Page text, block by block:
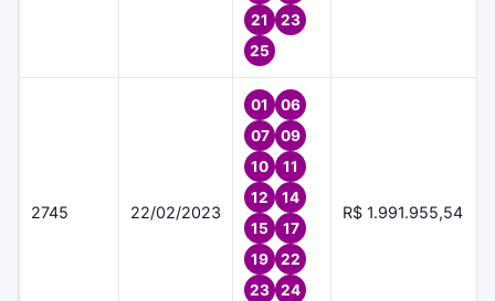
21
23
25
2745 22/02/2023
01
06
07
09
10
11
12
14
15
17
19
22
23
24
R$ 1.991.955,54